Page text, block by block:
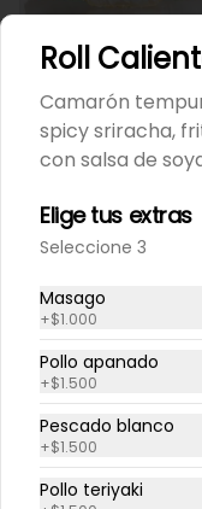
-20%
-20%
Roll
Camarón
spicy sriracha,
con salsa de
Elige tus extras
Seleccione 3
Masago
+$1.000
Pollo apanado
+$1.500
Pescado blanco
+$1.500
Pollo teriyaki